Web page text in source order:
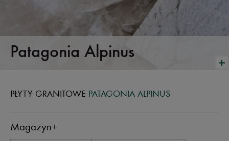
Patagonia Alpinus
PŁYTY GRANITOWE PATAGONIA ALPINUS
Magazyn+